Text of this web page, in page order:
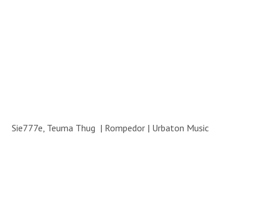
Sie777e, Teuma Thug | Rompedor | Urbaton Music